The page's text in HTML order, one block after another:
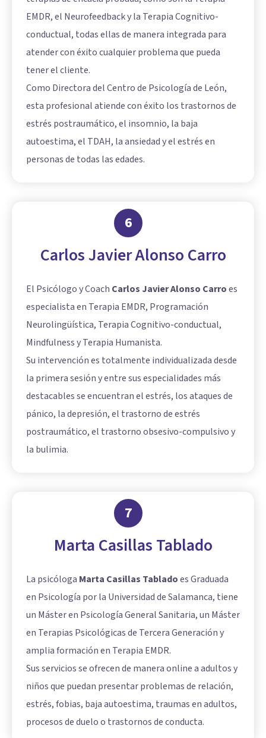
EMDR, el Neurofeedback y la Terapia Cognitivo-
conductual, todas ellas de manera integrada para
atender con éxito cualquier problema que pueda
tener el cliente.
Como Directora del Centro de Psicología de León,
esta profesional atiende con éxito los trastornos de
estrés postraumático, el insomnio, la baja
autoestima, el TDAH, la ansiedad y el estrés en
personas de todas las edades.
6
Carlos Javier Alonso Carro
El Psicólogo y Coach Carlos Javier Alonso Carroes
especialista en Terapia EMDR, Programación
Neurolingüística, Terapia Cognitivo-conductual,
Mindfulness y Terapia Humanista.
Su intervención es totalmente individualizada desde
la primera sesión y entre sus especialidades más
destacables se encuentran el estrés, los ataques de
pánico, la depresión, el trastorno de estrés
postraumático, el trastorno obsesivo-compulsivo y
la bulimia.
7
Marta Casillas Tablado
La psicóloga Marta Casillas Tabladoes Graduada
en Psicología por la Universidad de Salamanca, tiene
un Máster en Psicología General Sanitaria, un Máster
en Terapias Psicológicas de Tercera Generación y
amplia formación en Terapia EMDR.
Sus servicios se ofrecen de manera online a adultos y
niños que puedan presentar problemas de relación,
estrés, fobias, baja autoestima, traumas en adultos,
procesos de duelo o trastornos de conducta.